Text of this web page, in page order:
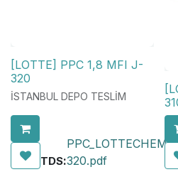
[LOTTE] PPC 1,8 MFI J-
320
İSTANBUL DEPO TESLİM
TDS:320.pdf